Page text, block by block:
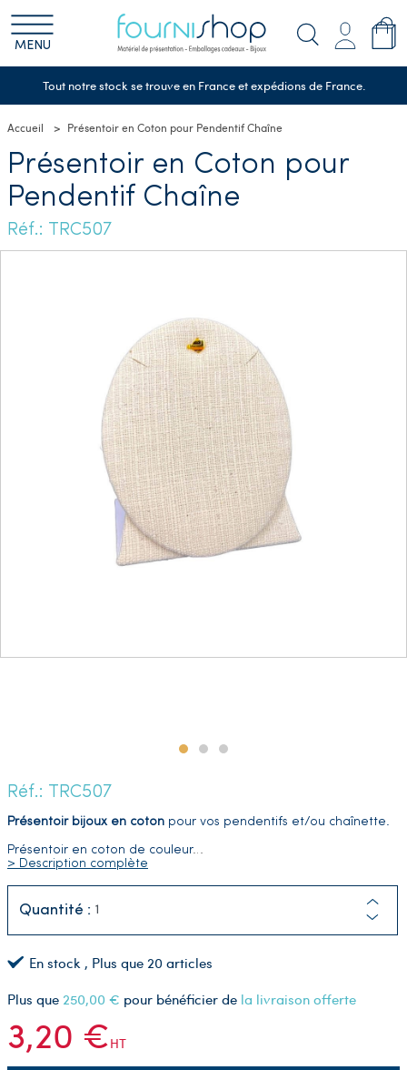
MENU
Tout notre stock se trouve en France et expédions de France.
Accueil Présentoir en Coton pour Pendentif Chaîne
Présentoir en Coton pour
Pendentif Chaîne
Réf.: TRC507
Réf.: TRC507
Présentoir bijoux en coton pour vos pendentifs et/ou chaînette.
Présentoir en coton de couleur…
> Description complète
Quantité :
En stock , Plus que 20 articles
Plus que 250,00 € pour bénéficier de la livraison offerte
3,20 €HT